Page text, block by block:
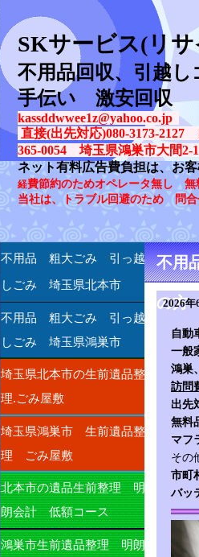
SKサービス(リ
不用品回収、引越
手伝い 激安回収
kassddwwee1z@yahoo.co.jp
直接(出先対応)080-3173-2127
365-0054 埼玉県鴻巣市大間2-
ネット有料広告費負担は、
経費節約のためオペレータ無し 無
当社は、トラブル回避のため 問合
不用
の方
2026
自動
一般
鴻巣
訪問
出先
無料
マフ
その
市町
バッ
不用品 粗大ごみ 引っ越
しごみ 埼玉県北本市
不用品 粗大ごみ 引っ越
しごみ 埼玉県鴻巣市
埼玉県北本市の生前遺品整
理.ごみ屋敷
埼玉県鴻巣市 生前遺品整
理 ごみ屋敷
北本市の遺品生前整理 明
朗会計 低額コース
鴻巣市生前遺品整理 明朗